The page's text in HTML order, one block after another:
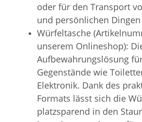
oder für den Transport
und persönlichen
Würfeltasche
unserem Onlineshop):
Aufbewahrungslösung
Gegenstände wie
Elektronik. Dank des
Formats lässt sich die
platzsparend in den